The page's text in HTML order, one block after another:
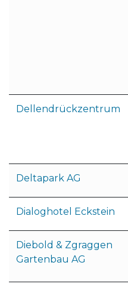
Dellendrückzentrum
Deltapark AG
Dialoghotel Eckstein
Diebold & Zgraggen
Gartenbau AG